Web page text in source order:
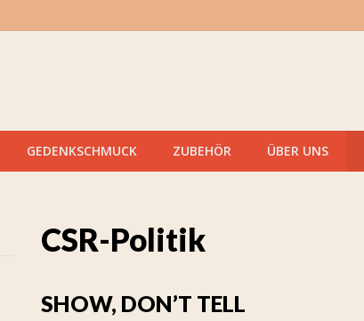
GEDENKSCHMUCK ZUBEHÖR ÜBER UNS
CSR-Politik
SHOW, DON’T TELL